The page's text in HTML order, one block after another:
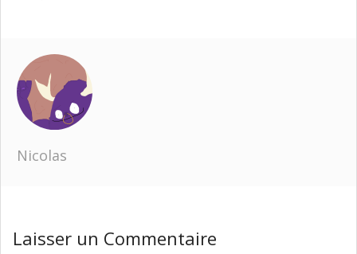
Nicolas
Laisser un Commentaire